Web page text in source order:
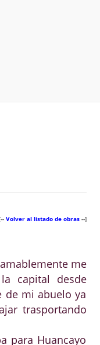
Volver al listado de obras--]
me
capital desde
de mi abuelo ya
trasportando
para Huancayo